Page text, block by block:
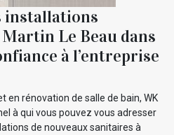
installations
Le Beau dans
à l’entreprise
en rénovation de salle de bain, WK
à qui vous pouvez vous adresser
de nouveaux sanitaires à